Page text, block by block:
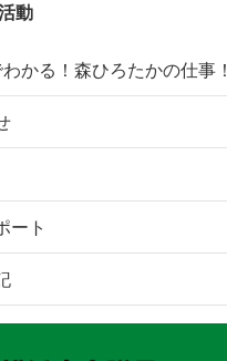
動
かる！森ひろたかの仕事！
ート